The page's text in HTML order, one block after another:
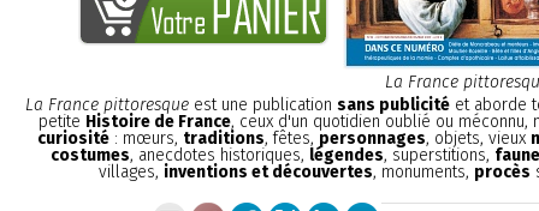
La France
La France pittoresque est une publication sans publicité et aborde
petite Histoire de France, ceux d'un quotidien oublié ou méconnu,
curiosité : mœurs, traditions, fêtes, personnages, objets, vieux
costumes, anecdotes historiques, légendes, superstitions,
villages, inventions et découvertes, monuments, procès